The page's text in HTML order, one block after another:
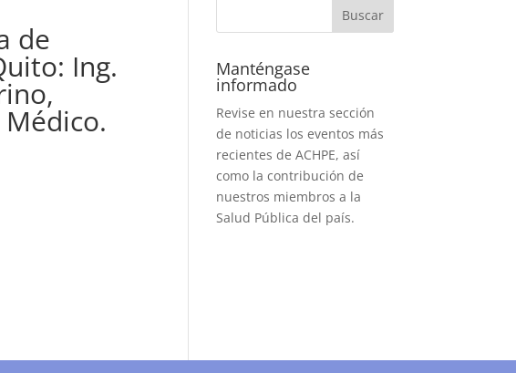
de
Ing. Manténgase
informado
Revise en nuestra sección
de noticias los eventos más
recientes de ACHPE, así
como la contribución de
nuestros miembros a la
Salud Pública del país.